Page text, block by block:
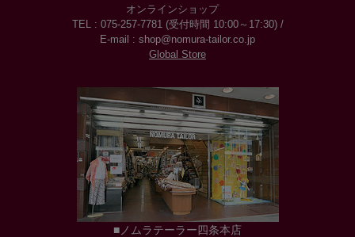
オンラインショップ
TEL : 075-257-7781 (受付時間 10:00～17:30) /
E-mail : shop@nomura-tailor.co.jp
Global Store
■ノムラテーラー四条本店